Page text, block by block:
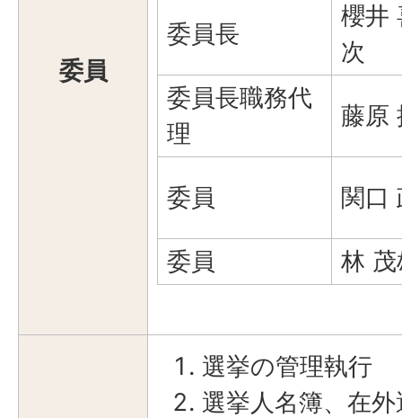
委員
委員長
櫻井
次
委員長職務代
理
藤原
委員 関口
委員 林
選挙の管理執行
選挙人名簿、在